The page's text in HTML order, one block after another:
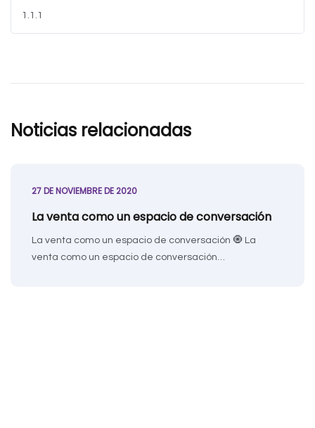
Noticias relacionadas
27 DE NOVIEMBRE DE 2020
La venta como un espacio de conversación
La venta como un espacio de conversación 🧿 La
venta como un espacio de conversación…